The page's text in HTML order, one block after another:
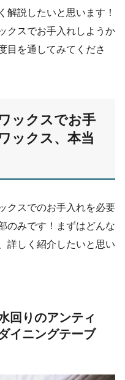
解説したいと思います！
クスでお手入れしようか
目を通してみてくださ
ックスでお手
ックス、本当
クスでのお手入れを必要
のみです！まずはどんな
詳しく紹介したいと思い
回りのアンティ
イニングテーブ